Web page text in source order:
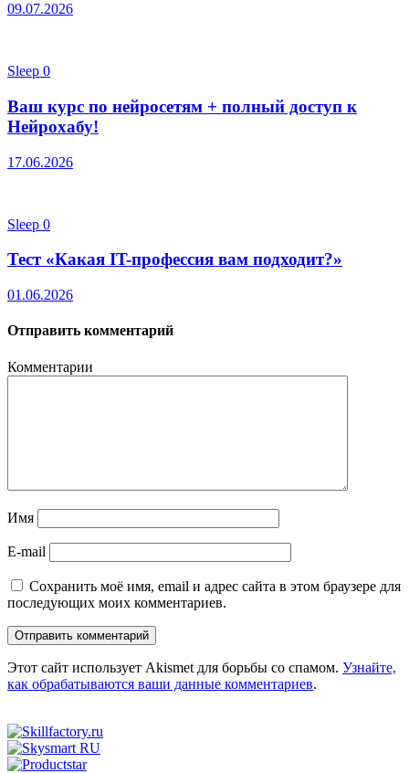
09.07.2026
Sleep 0
Ваш курс по нейросетям + полный доступ к
Нейрохабу!
17.06.2026
Sleep 0
Тест «Какая IT-профессия вам подходит?»
01.06.2026
Отправить комментарий
Комментарии
Имя
E-mail
Сохранить моё имя, email и адрес сайта в этом браузере для
последующих моих комментариев.
Этот сайт использует Akismet для борьбы со спамом. Узнайте,
как обрабатываются ваши данные комментариев.